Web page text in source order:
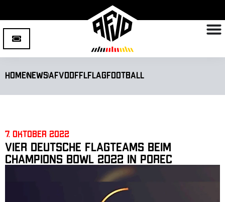
HomeNewsAFVDDFFLFlagfootball
7. Oktober 2022
Vier deutsche Flagteams beim
Champions Bowl 2022 in Porec